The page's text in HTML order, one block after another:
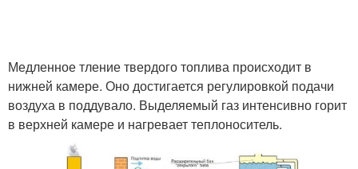
Медленное тление твердого топлива происходит в
нижней камере. Оно достигается регулировкой подачи
воздуха в поддувало. Выделяемый газ интенсивно горит
в верхней камере и нагревает теплоноситель.